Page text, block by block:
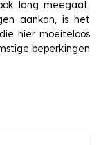
lang meegaat.
aankan, is het
hier moeiteloos
beperkingen